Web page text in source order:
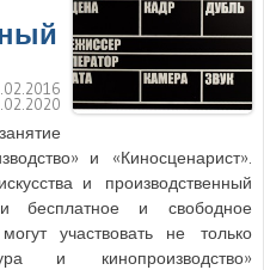
и «Киносценарист».
и производственный
бесплатное и свободное
участвовать не только
и кинопроизводство»